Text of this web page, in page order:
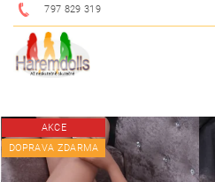
797 829 319
AKCE
DOPRAVA ZDARMA